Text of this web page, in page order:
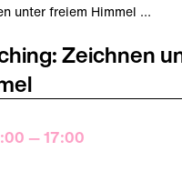
unter freiem Himmel …
Zeichnen
— 17:00